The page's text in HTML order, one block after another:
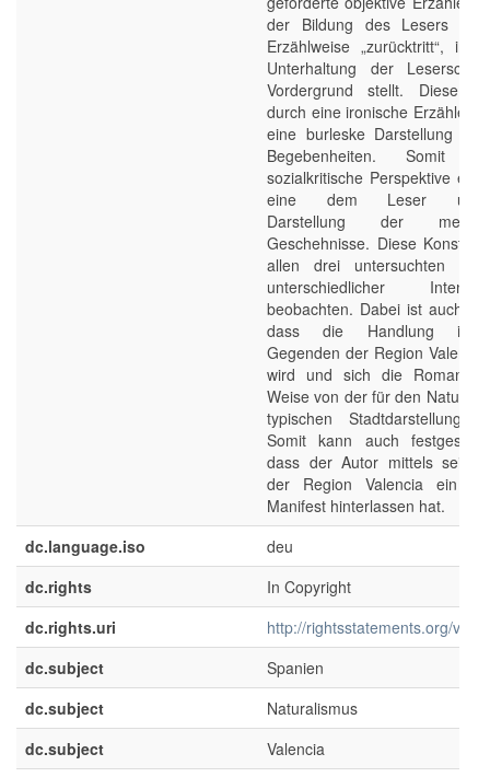
der Bildung des Lesers
Erzählweise „zurücktritt“,
Unterhaltung der
Vordergrund stellt. Diese
durch eine ironische
eine burleske Darstellung
Begebenheiten. Somit
sozialkritische Perspektive
eine dem Leser
Darstellung der meist
Geschehnisse. Diese
allen drei untersuchten
unterschiedlicher
beobachten. Dabei ist auch
dass die Handlung in
Gegenden der Region
wird und sich die Romane
Weise von der für den
typischen Stadtdarstellung
Somit kann auch
dass der Autor mittels seiner
der Region Valencia ein
Manifest hinterlassen hat.
dc.language.iso
deu
dc.rights
In Copyright
dc.rights.uri
http://rightsstatements.org/
dc.subject
Spanien
dc.subject
Naturalismus
dc.subject
Valencia